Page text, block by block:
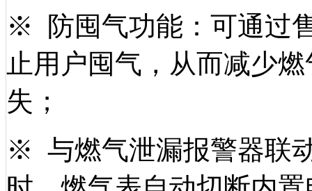
※ 防囤气功能：可通过
止用户囤气，从而减少
失；
※ 与燃气泄漏报警器联